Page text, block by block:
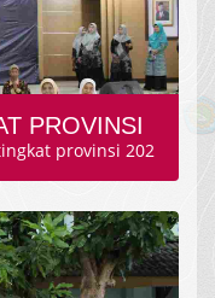
PROVINSI
provinsi 202